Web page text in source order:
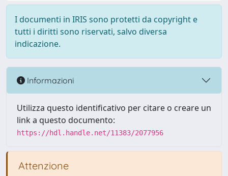
I documenti in IRIS sono protetti da copyright e
tutti i diritti sono riservati, salvo diversa
indicazione.
Informazioni
Utilizza questo identificativo per citare o creare un
link a questo documento:
https://hdl.handle.net/11383/2077956
Attenzione